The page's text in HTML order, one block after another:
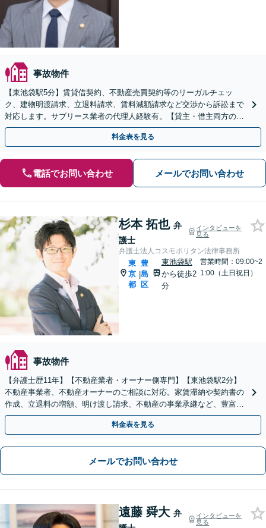
事故物件
【東池袋駅5分】賃貸借契約、不動産売買契約等のリーガルチェッ
ク、建物明渡請求、立退料請求、賃料減額請求など交渉から訴訟まで
対応します。サブリース業者の代理人経験有。【貸主・借主両方の対
応可能】【オンライン相談可】
料金表を見る
電話でお問い合わせ メールでお問い合わせ
杉本 拓也 弁
護士
インタビューを
見る
弁護士法人コスモポリタン法律事務所
東
京
都
|
豊
島
区
東池袋駅
から徒歩2
分
営業時間：09:00~2
1:00（土日祝日）
事故物件
【弁護士歴11年】【不動産業者・オーナー側専門】【東池袋駅2分】
不動産事業者、不動産オーナーのご相談に対応。家賃滞納や契約書の
作成、立退料の増額、明け渡し請求、不動産の事業承継など、豊富な
解決実績があります。【ビデオ面談可】【初回面談無料】
料金表を見る
メールでお問い合わせ
遠藤 舜大 弁
インタビューを
見る